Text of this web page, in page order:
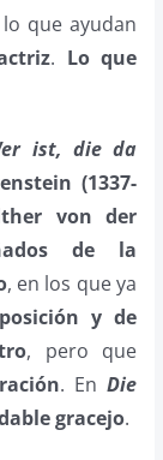
que ayudan
. Lo que
ist, die da
(1337-
von der
de la
, en los que ya
y de
, pero que
. EnDie
gracejo.